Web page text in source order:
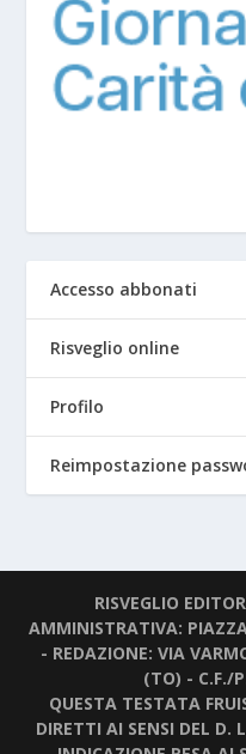
Accesso abbonati
Risveglio online
Profilo
Reimpostazione
RISVEGLIO
AMMINISTRATIVA:
- REDAZIONE: VIA
(TO) - C.F./
QUESTA TESTATA
DIRETTI AI SENSI DEL D.